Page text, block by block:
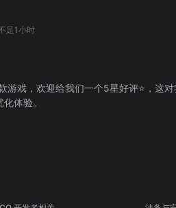
足1小时
游戏，欢迎给我们一个5星好评⭐，这
体验。